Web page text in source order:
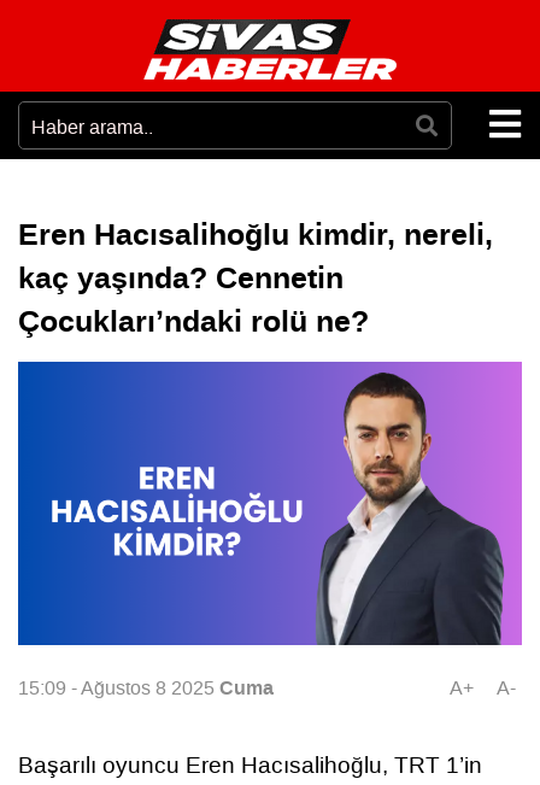
Eren Hacısalihoğlu kimdir, nereli,
kaç yaşında? Cennetin
Çocukları’ndaki rolü ne?
15:09 - Ağustos 8 2025Cuma A+ A-
Başarılı oyuncu Eren Hacısalihoğlu, TRT 1’in